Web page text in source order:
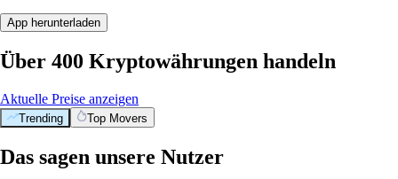
App herunterladen
Über 400 Kryptowährungen handeln
Aktuelle Preise anzeigen
Trending Top Movers
Das sagen unsere Nutzer